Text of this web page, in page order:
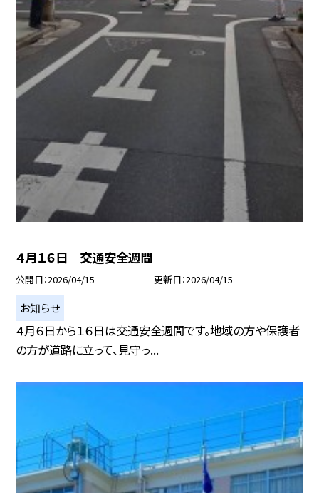
４月１６日 交通安全週間
公開日 2026/04/15 更新日 2026/04/15
お知らせ
４月６日から１６日は交通安全週間です。地域の方や保護者
の方が道路に立って、見守っ...